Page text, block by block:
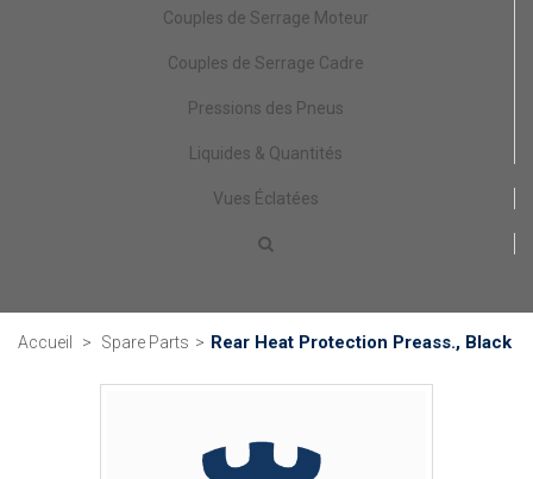
Couples de Serrage Moteur
Couples de Serrage Cadre
Pressions des Pneus
Liquides & Quantités
Vues Éclatées
Accueil > Spare Parts > Rear Heat Protection Preass., Black